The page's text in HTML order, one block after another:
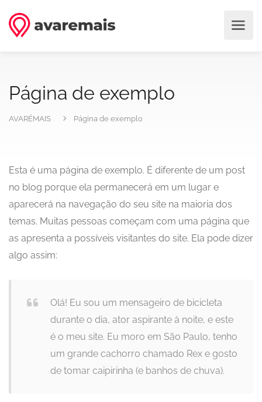
Página de exemplo
AVARÉMAIS Página de exemplo
Esta é uma página de exemplo. É diferente de um post
no blog porque ela permanecerá em um lugar e
aparecerá na navegação do seu site na maioria dos
temas. Muitas pessoas começam com uma página que
as apresenta a possíveis visitantes do site. Ela pode dizer
algo assim:
Olá! Eu sou um mensageiro de bicicleta
durante o dia, ator aspirante à noite, e este
é o meu site. Eu moro em São Paulo, tenho
um grande cachorro chamado Rex e gosto
de tomar caipirinha (e banhos de chuva).